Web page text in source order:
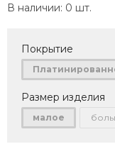
В наличии: 0 шт.
Покрытие
Размер изделия
малое